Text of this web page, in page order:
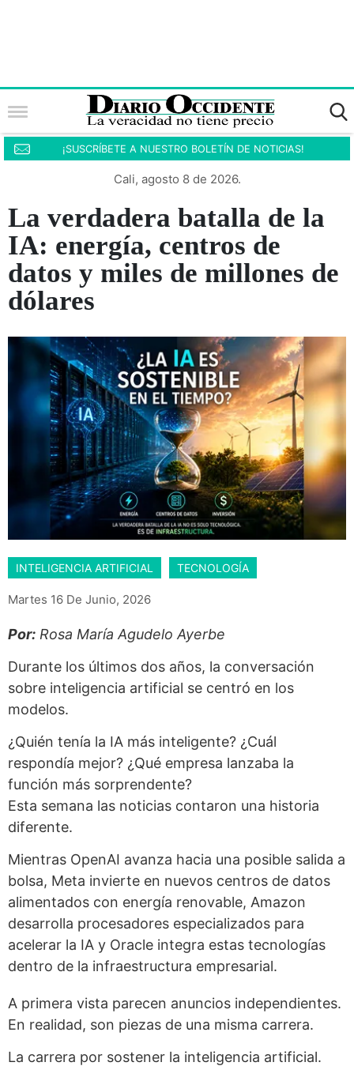
¡SUSCRÍBETE A NUESTRO BOLETÍN DE NOTICIAS!
Cali, agosto 8 de 2026.
La verdadera batalla de la
IA: energía, centros de
datos y miles de millones de
dólares
INTELIGENCIA ARTIFICIAL TECNOLOGÍA
Martes 16 De Junio, 2026
Por: Rosa María Agudelo Ayerbe
Durante los últimos dos años, la conversación
sobre inteligencia artificial se centró en los
modelos.
¿Quién tenía la IA más inteligente? ¿Cuál
respondía mejor? ¿Qué empresa lanzaba la
función más sorprendente?
Esta semana las noticias contaron una historia
diferente.
Mientras OpenAI avanza hacia una posible salida a
bolsa, Meta invierte en nuevos centros de datos
alimentados con energía renovable, Amazon
desarrolla procesadores especializados para
acelerar la IA y Oracle integra estas tecnologías
dentro de la infraestructura empresarial.
A primera vista parecen anuncios independientes.
En realidad, son piezas de una misma carrera.
La carrera por sostener la inteligencia artificial.